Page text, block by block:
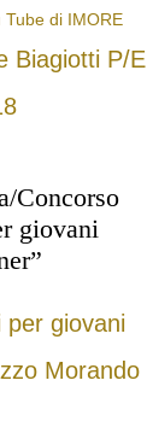
Tube di IMORE
Biagiotti P/E
Concorso
giovani
per giovani
Morando